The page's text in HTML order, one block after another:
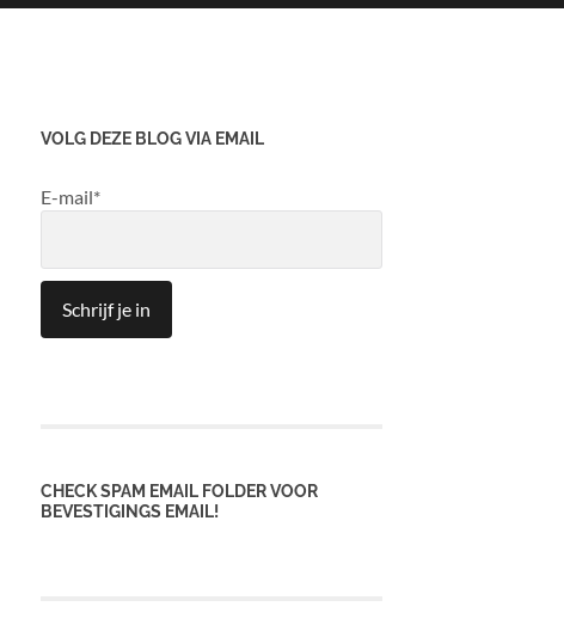
VOLG DEZE BLOG VIA EMAIL
E-mail*
CHECK SPAM EMAIL FOLDER VOOR
BEVESTIGINGS EMAIL!